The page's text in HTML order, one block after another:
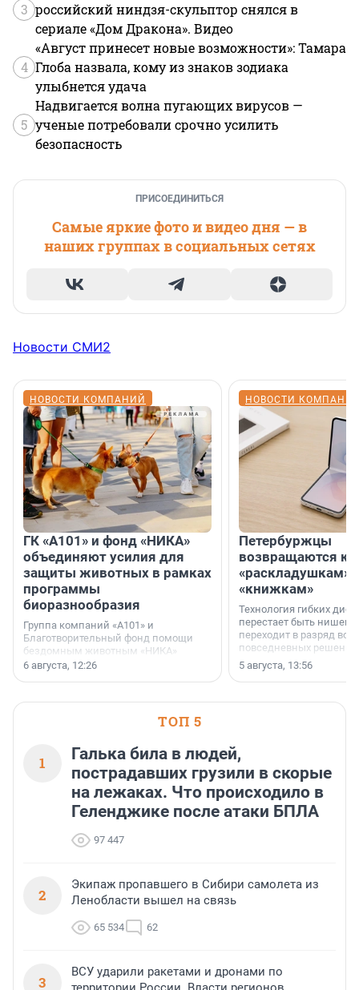
3 российский ниндзя-скульптор снялся в
сериале «Дом Дракона». Видео
4
«Август принесет новые возможности»: Тамара
Глоба назвала, кому из знаков зодиака
улыбнется удача
5
Надвигается волна пугающих вирусов —
ученые потребовали срочно усилить
безопасность
ПРИСОЕДИНИТЬСЯ
Самые яркие фото и видео дня — в
наших группах в социальных сетях
Новости СМИ2
НОВОСТИ КОМПАНИЙ
ГК «А101» и фонд «НИКА»
объединяют усилия для
защиты животных в рамках
программы
биоразнообразия
Группа компаний «А101» и
Благотворительный фонд помощи
бездомным животным «НИКА»
заключили соглашение о
6 августа, 12:26
НОВОСТИ
Петербуржцы
возвращаются к
«раскладушкам»
«книжкам»
Технология гибких
перестает быть
переходит в разряд
повседневных
5 августа, 13:56
ТОП 5
1
Галька била в людей,
пострадавших грузили в скорые
на лежаках. Что происходило в
Геленджике после атаки БПЛА
97 447
2
Экипаж пропавшего в Сибири самолета из
Ленобласти вышел на связь
65 534 62
3
ВСУ ударили ракетами и дронами по